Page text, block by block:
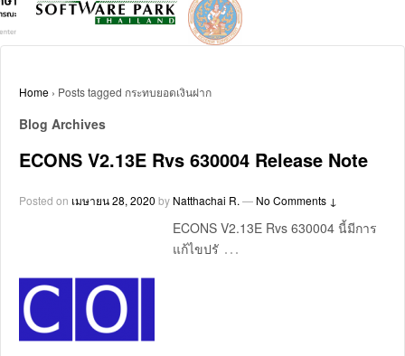
Home › Posts tagged กระทบยอดเงินฝาก
Blog Archives
ECONS V2.13E Rvs 630004 Release Note
Posted on เมษายน 28, 2020 by Natthachai R. — No Comments ↓
ECONS V2.13E Rvs 630004 นี้มีการ
แก้ไขปรั …